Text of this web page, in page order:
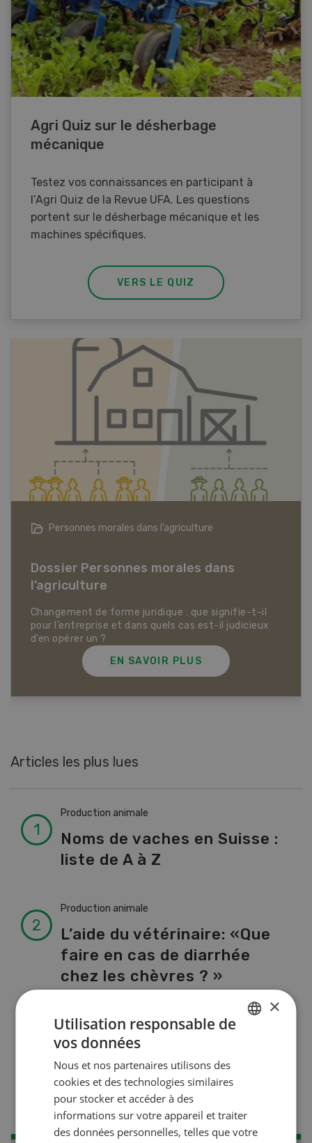
Agri Quiz sur le désherbage
mécanique
Testez vos connaissances en participant à
l’Agri Quiz de la Revue UFA. Les questions
portent sur le désherbage mécanique et les
machines spécifiques.
VERS LE QUIZ
Articles biologiques
Dossier Articles biologiques
EN SAVOIR PLUS
Articles les plus lues
Production animale
Noms de vaches en Suisse :
liste de A à Z
Production animale
L’aide du vétérinaire: «Que
faire en cas de diarrhée
chez les chèvres ? »
Production végétale
Couverts végétaux:
objectifs clairs, bénéfices
durables
×
Utilisation responsable de
vos données
Nous et nos partenaires utilisons des
cookies et des technologies similaires
pour stocker et accéder à des
informations sur votre appareil et traiter
des données personnelles, telles que votre